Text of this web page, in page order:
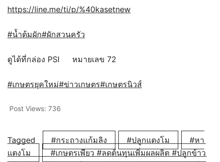
https://line.me/ti/p/%40kasetnew
#น้ำต้มผัก#ผักสวนครัว
ดูได้ที่กล่อง PSI หมายเลข 72
#เกษตรยุคใหม่#ข่าวเกษตร#เกษตรนิวส์
Post Views: 736
Tagged #กระถางแก้มลิง #ปลูกแตงโม
#หา
แตงโม
#เกษตรเพียว #ลดต้นทุนเพิ่มผลผลิต #ปลูกข้าว